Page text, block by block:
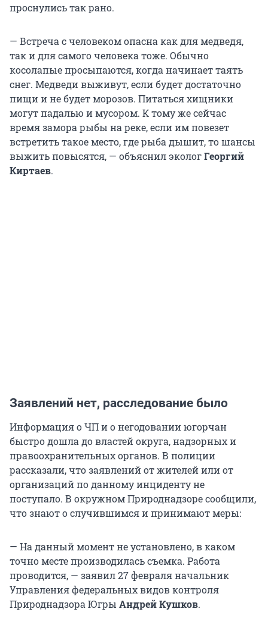
проснулись так рано.
— Встреча с человеком опасна как для медведя,
так и для самого человека тоже. Обычно
косолапые просыпаются, когда начинает таять
снег. Медведи выживут, если будет достаточно
пищи и не будет морозов. Питаться хищники
могут падалью и мусором. К тому же сейчас
время замора рыбы на реке, если им повезет
встретить такое место, где рыба дышит, то шансы
выжить повысятся, — объяснил экологГеоргий
Киртаев.
Заявлений нет, расследование было
Информация о ЧП и о негодовании югорчан
быстро дошла до властей округа, надзорных и
правоохранительных органов. В полиции
рассказали, что заявлений от жителей или от
организаций по данному инциденту не
поступало. В окружном Природнадзоре сообщили,
что знают о случившимся и принимают меры:
— На данный момент не установлено, в каком
точно месте производилась съемка. Работа
проводится, — заявил 27 февраля начальник
Управления федеральных видов контроля
Природнадзора Югры Андрей Кушков.